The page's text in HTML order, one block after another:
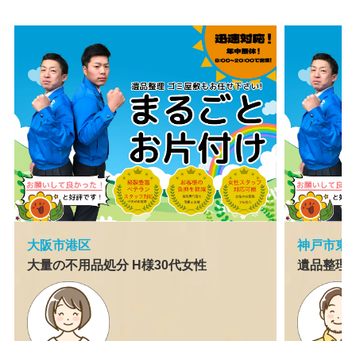
大阪市港区
大量の不用品処分 H様30代女性
神戸市東
遺品整理